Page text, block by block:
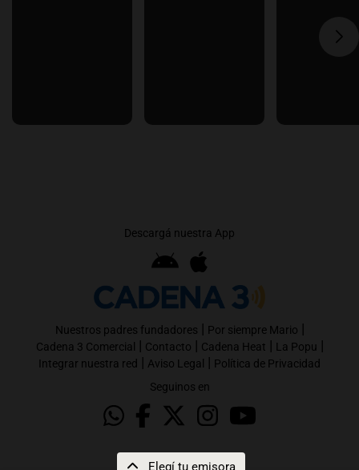
Elegí tu emisora
Descargá nuestra App
Nuestros padres fundadores | Por siempre Mario |
Cadena 3 Comercial | Contacto | Cadena Heat | La Popu |
Integrar nuestra red | Aviso Legal | Política de Privacidad
Seguinos en